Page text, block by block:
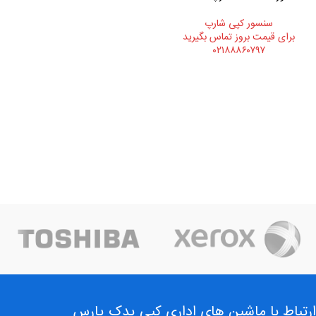
سنسور کپی شارپ
برای قیمت بروز تماس بگیرید
۰۲۱۸۸۸۶۰۷۹۷